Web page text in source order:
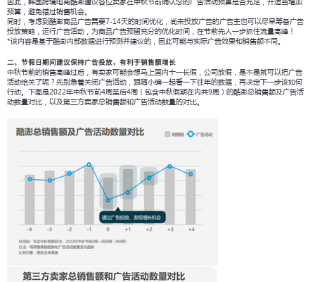
预算，避免错过销售机会。
同时，考虑到酷澎商品广告需要7-14天的时间优化，尚未投放广告的广告主也可以尽早筹备广告
投放策略，运行广告活动，为商品广告预留充分的优化时间，在节前先人一步抓住流量高峰！
*该内容是基于酷澎内部数据进行预测并建议的，因此可能与实际广告效果和销售额不同。
二、节假日期间建议保持广告投放，有利于销售额增长
中秋节前的销售高峰过后，有卖家可能会想马上国内十一长假，公司放假，是不是就可以把广告
活动给关了呢？先别急着关闭广告活动，跟随小编一起看一下往年的数据，再决定下一步该如何
行动。下图是2022年中秋节前4周至后4周（包含中秋假期在内共9周）的酷澎总销售额及广告活
动数量对比，以及第三方卖家总销售额和广告活动数量的对比。